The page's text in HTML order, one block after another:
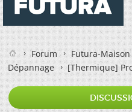
Forum
Futura-
Dépannage
[Thermique]